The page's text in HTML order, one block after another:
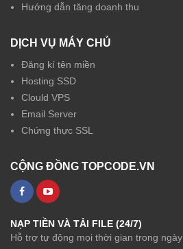
Hướng dẫn tăng doanh thu
DỊCH VỤ MÁY CHỦ
Đăng kí tên miền
Hosting SSD
Clould VPS
Email Server
Chứng thực SSL
CỘNG ĐỒNG TOPCODE.VN
NẠP TIỀN VÀ TẢI FILE (24/7)
Hỗ trợ tự động mọi thời gian trong ngày